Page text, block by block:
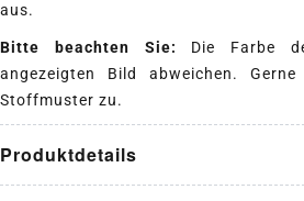
aus.
Bitte beachten Sie: Die Farbe
angezeigten Bild abweichen.
Stoffmuster zu.
Produktdetails